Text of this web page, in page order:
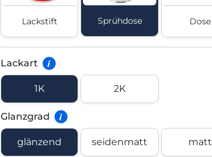
Lackstift Sprühdose Dose
Lackart i
1K 2K
Glanzgrad i
glänzend seidenmatt matt